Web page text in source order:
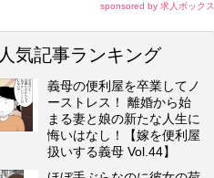
sponsored by 求人ボックス
人気記事ランキング
義母の便利屋を卒業してノ
ーストレス！ 離婚から始
まる妻と娘の新たな人生に
悔いはなし！【嫁を便利屋
扱いする義母 Vol.44】